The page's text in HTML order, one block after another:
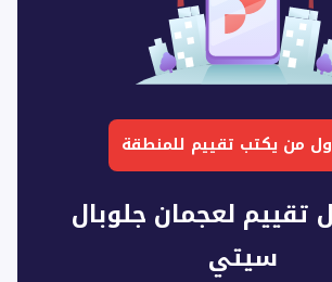
من يكتب تقييم للمنطقة
تقييم لعجمان جلوبال
سيتي